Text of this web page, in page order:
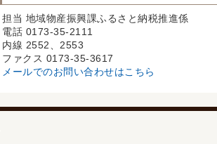
担当 地域物産振興課ふるさと納税推進係
電話 0173-35-2111
内線 2552、2553
ファクス 0173-35-3617
メールでのお問い合わせはこちら